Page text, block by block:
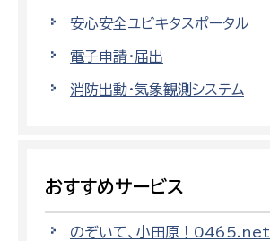
安心安全ユビキタスポータル
電子申請・届出
消防出動・気象観測システム
おすすめサービス
のぞいて、小田原！0465.net